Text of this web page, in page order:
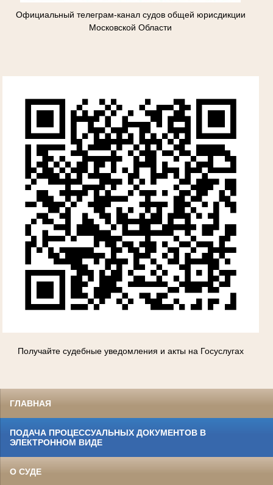
Официальный телеграм-канал судов общей юрисдикции
Московской Области
Получайте судебные уведомления и акты на Госуслугах
ГЛАВНАЯ
ПОДАЧА ПРОЦЕССУАЛЬНЫХ ДОКУМЕНТОВ В
ЭЛЕКТРОННОМ ВИДЕ
О СУДЕ